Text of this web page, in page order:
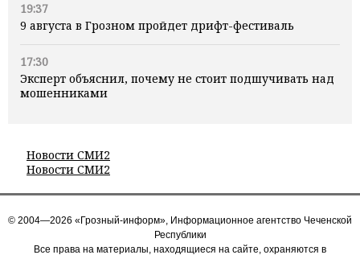
19:37
9 августа в Грозном пройдет дрифт-фестиваль
17:30
Эксперт объяснил, почему не стоит подшучивать над
мошенниками
Новости СМИ2
Новости СМИ2
© 2004—2026 «Грозный-информ», Информационное агентство Чеченской
Республики
Все права на материалы, находящиеся на сайте, охраняются в